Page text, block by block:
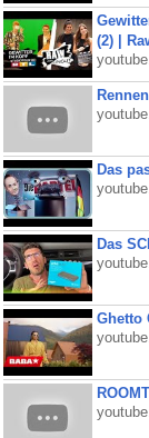
(2) |
Das
Das
Ghetto